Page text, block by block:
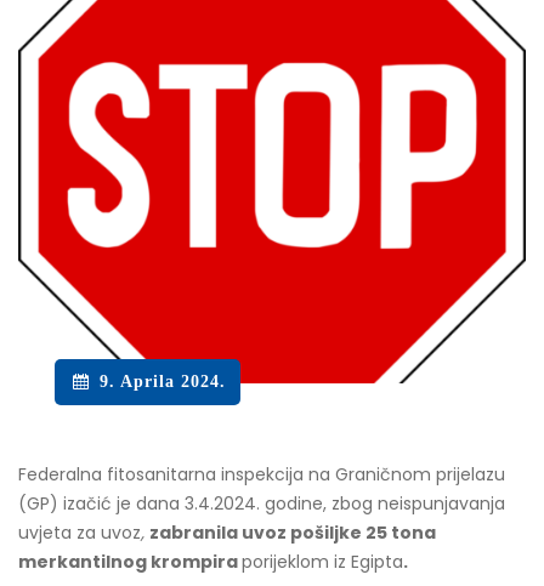
9. Aprila 2024.
Federalna fitosanitarna inspekcija na Graničnom prijelazu
(GP) izačić je dana 3.4.2024. godine, zbog neispunjavanja
uvjeta za uvoz, zabranila uvoz pošiljke 25 tona
merkantilnog krompiraporijeklom iz Egipta.